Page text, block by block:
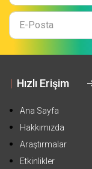
E-
Mail
Hızlı Erişim
Ana Sayfa
Hakkımızda
Araştırmalar
Etkinlikler